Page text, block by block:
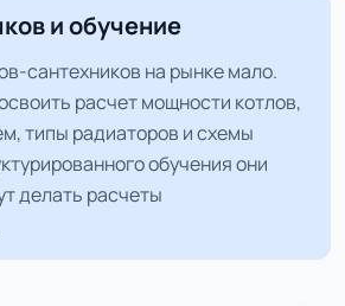
и обучение
сантехников на рынке мало.
расчет мощности котлов,
типы радиаторов и схемы
обучения они
делать расчеты